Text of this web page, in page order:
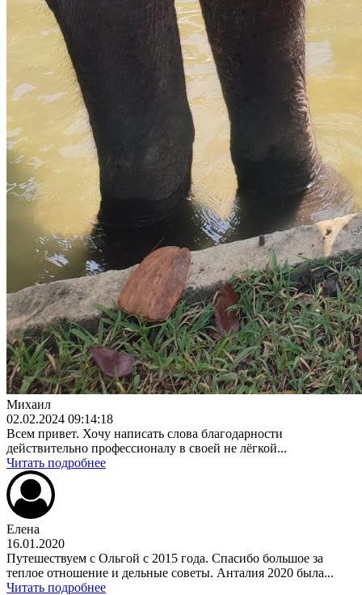
Михаил
02.02.2024 09:14:18
Всем привет. Хочу написать слова благодарности
действительно профессионалу в своей не лёгкой...
Читать подробнее
Елена
16.01.2020
Путешествуем с Ольгой с 2015 года. Спасибо большое за
теплое отношение и дельные советы. Анталия 2020 была...
Читать подробнее